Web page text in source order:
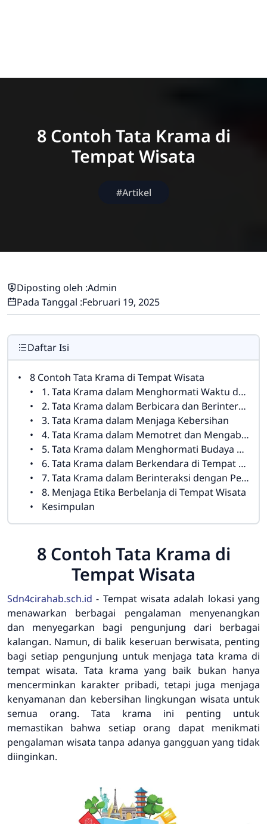
8 Contoh Tata Krama di
Tempat Wisata
#Artikel
Diposting oleh :Admin
Pada Tanggal :Februari 19, 2025
Daftar Isi
8 Contoh Tata Krama di Tempat Wisata
1. Tata Krama dalam Menghormati Waktu dan Antrian
2. Tata Krama dalam Berbicara dan Berinteraksi dengan Pengunjung Lain
3. Tata Krama dalam Menjaga Kebersihan
4. Tata Krama dalam Memotret dan Mengabadikan Momen
5. Tata Krama dalam Menghormati Budaya dan Tradisi Setempat
6. Tata Krama dalam Berkendara di Tempat Wisata
7. Tata Krama dalam Berinteraksi dengan Pemandu Wisata
8. Menjaga Etika Berbelanja di Tempat Wisata
Kesimpulan
8 Contoh Tata Krama di
Tempat Wisata
Sdn4cirahab.sch.id - Tempat wisata adalah lokasi yang
menawarkan berbagai pengalaman menyenangkan
dan menyegarkan bagi pengunjung dari berbagai
kalangan. Namun, di balik keseruan berwisata, penting
bagi setiap pengunjung untuk menjaga tata krama di
tempat wisata. Tata krama yang baik bukan hanya
mencerminkan karakter pribadi, tetapi juga menjaga
kenyamanan dan kebersihan lingkungan wisata untuk
semua orang. Tata krama ini penting untuk
memastikan bahwa setiap orang dapat menikmati
pengalaman wisata tanpa adanya gangguan yang tidak
diinginkan.